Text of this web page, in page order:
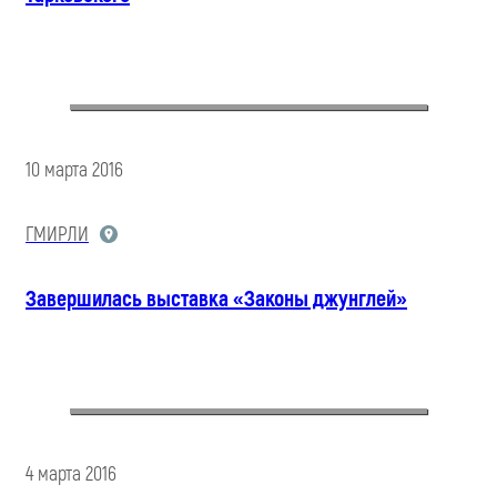
10 марта 2016
ГМИРЛИ
Завершилась выставка «Законы джунглей»
4 марта 2016